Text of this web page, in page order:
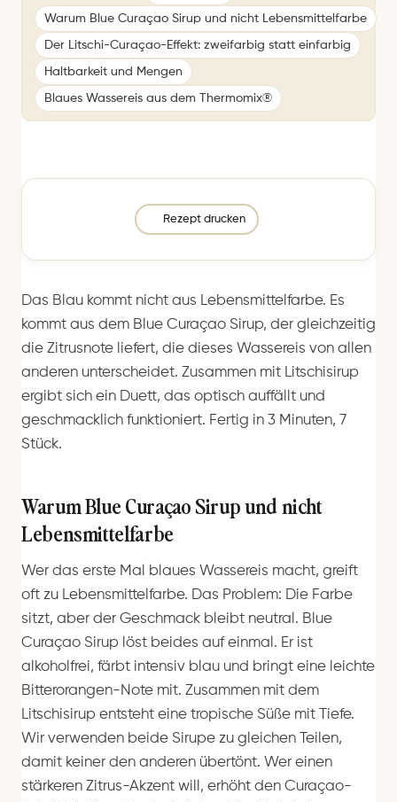
Warum Blue Curaçao Sirup und nicht Lebensmittelfarbe
Der Litschi-Curaçao-Effekt: zweifarbig statt einfarbig
Haltbarkeit und Mengen
Blaues Wassereis aus dem Thermomix®
Rezept drucken
Das Blau kommt nicht aus Lebensmittelfarbe. Es
kommt aus dem Blue Curaçao Sirup, der gleichzeitig
die Zitrusnote liefert, die dieses Wassereis von allen
anderen unterscheidet. Zusammen mit Litschisirup
ergibt sich ein Duett, das optisch auffällt und
geschmacklich funktioniert. Fertig in 3 Minuten, 7
Stück.
Warum Blue Curaçao Sirup und nicht
Lebensmittelfarbe
Wer das erste Mal blaues Wassereis macht, greift
oft zu Lebensmittelfarbe. Das Problem: Die Farbe
sitzt, aber der Geschmack bleibt neutral. Blue
Curaçao Sirup löst beides auf einmal. Er ist
alkoholfrei, färbt intensiv blau und bringt eine leichte
Bitterorangen-Note mit. Zusammen mit dem
Litschisirup entsteht eine tropische Süße mit Tiefe.
Wir verwenden beide Sirupe zu gleichen Teilen,
damit keiner den anderen übertönt. Wer einen
stärkeren Zitrus-Akzent will, erhöht den Curaçao-